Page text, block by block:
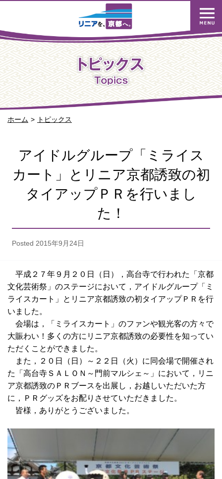
ホーム トピックス
アイドルグループ「ミライス
カート」とリニア京都誘致の初
タイアップＰＲを行いまし
た！
Posted 2015年9月24日
平成２７年９月２０日（日），高台寺で行われた「京都
文化芸術祭」のステージにおいて，アイドルグループ「ミ
ライスカート」とリニア京都誘致の初タイアップＰＲを行
いました。
会場は，「ミライスカート」のファンや観光客の方々で
大賑わい！多くの方にリニア京都誘致の必要性を知ってい
ただくことができました。
また，２０日（日）～２２日（火）に同会場で開催され
た「高台寺ＳＡＬＯＮ～門前マルシェ～」において，リニ
ア京都誘致のＰＲブースを出展し，お越しいただいた方
に，ＰＲグッズをお配りさせていただきました。
皆様，ありがとうございました。